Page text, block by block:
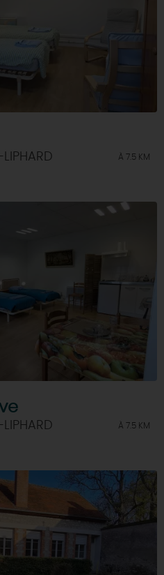
À 7.5 KM
À 7.5 KM